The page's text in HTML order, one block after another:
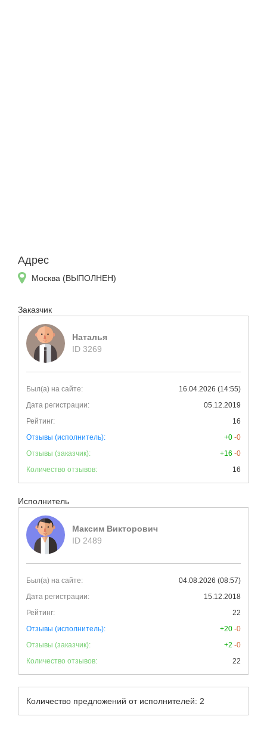
Адрес
Москва (ВЫПОЛНЕН)
Заказчик
Наталья
ID 3269
Был(а) на сайте:
16.04.2026 (14:55)
Дата регистрации:
05.12.2019
Рейтинг:
16
Отзывы (исполнитель):
+0 -0
Отзывы (заказчик):
+16 -0
Количество отзывов:
16
Исполнитель
Максим Викторович
ID 2489
Был(а) на сайте:
04.08.2026 (08:57)
Дата регистрации:
15.12.2018
Рейтинг:
22
Отзывы (исполнитель):
+20 -0
Отзывы (заказчик):
+2 -0
Количество отзывов:
22
Количество предложений от исполнителей: 2